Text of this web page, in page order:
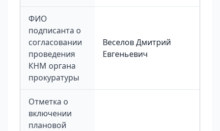
ФИО
подписанта о
согласовании
проведения
КНМ органа
прокуратуры
Веселов Дмитрий
Евгеньевич
Отметка о
включении
плановой